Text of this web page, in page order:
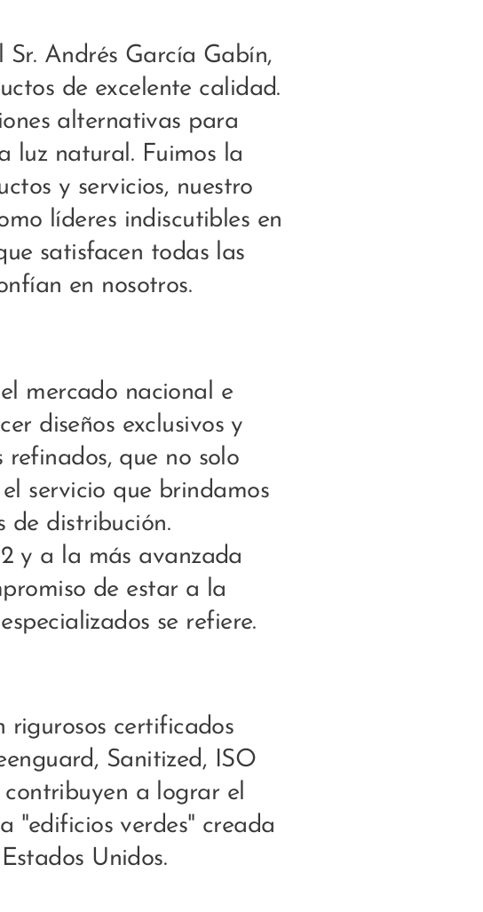
Sr. Andrés García Gabín,
de excelente calidad.
alternativas para
luz natural. Fuimos la
y servicios, nuestro
líderes indiscutibles en
satisfacen todas las
en nosotros.
mercado nacional e
diseños exclusivos y
que no solo
servicio que brindamos
de distribución.
y a la más avanzada
de estar a la
se refiere.
certificados
Sanitized, ISO
contribuyen a lograr el
"edificios verdes" creada
Unidos.